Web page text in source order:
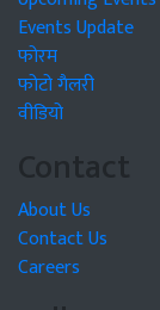
Events Update
फोरम
फोटो गैलरी
वीडियो
Contact
About Us
Contact Us
Careers